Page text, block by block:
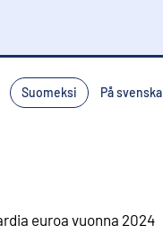
Suomeksi På svenska
euroa vuonna 2024